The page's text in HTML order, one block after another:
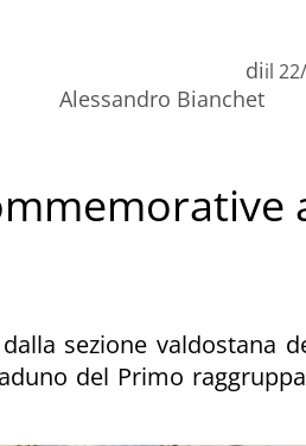
di
Alessandro Bianchet
il
sezione valdostana
del Primo